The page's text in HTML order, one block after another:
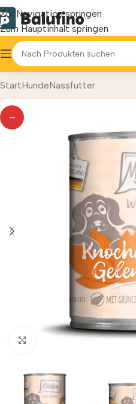
Zur Navigation springen
Zum Hauptinhalt springen
StartHundeNassfutter
—
Zum Vergrößern klicken